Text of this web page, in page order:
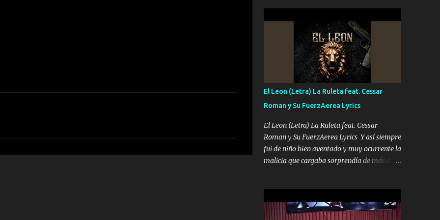
conciertos más que llenar Se mueven solo
por el interés P...
inteligente junto con su hermano el TRES
blindado el Estado tiene andan ESPERANDO
al UNO QUE PRONTO ESTARÁ PRESENTE
Que no falten las bucanas ni tampoco las
mujeres porque es platica de grandes por eso
hay que estar alegres doy las instrucciones
para atender los deberes Música Si es que
salta algún problema de confianza tengo
gente ahí está el Hombre Cuarenta y
también Pariente 7 arreglan cualquier
problema no más es cuestión que ordené
NOS HACE FALTA UN HERMANO DE CLAVE
SIEMPRE VIO POR LA FAMILIA PARA QUE
SIGA EL LEGADO Es el DOS de los
HERMANOS un cerebro inteligente y com...
El Leon (Letra) La Ruleta feat. Cessar
Roman y Su FuerzAerea Lyrics
El Leon (Letra) La Ruleta feat. Cessar
Roman y Su FuerzAerea Lyrics Y así siempre
fui de niño bien aventado y muy ocurrente la
malicia que cargaba sorprendía de más a la
Tranquilo me la navego ando en lo mío sin